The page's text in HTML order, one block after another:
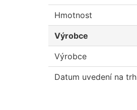
Hmotnost
Výrobce
Výrobce
Datum uvedení na trh